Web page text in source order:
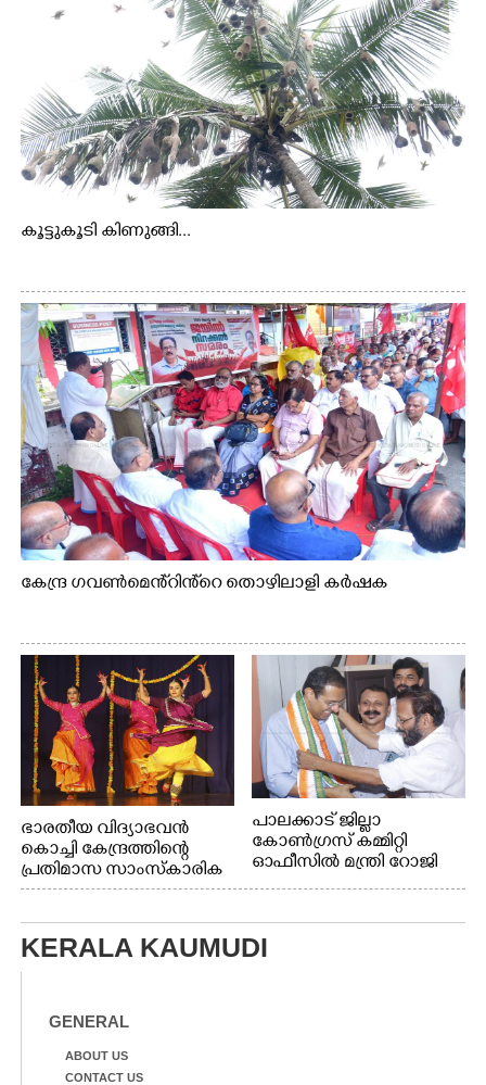
കൂട്ടുകൂടി കിണുങ്ങി...
കേന്ദ്ര ഗവൺമെൻ്റിൻ്റെ തൊഴിലാളി കർഷക
ഭാരതീയ വിദ്യാഭവൻ
കൊച്ചി കേന്ദ്രത്തിന്റെ
പ്രതിമാസ സാംസ്കാരിക
പരിപാടിയുടെ ഭാഗമായി
പട്ടേൽ സഭാഗൃഹത്തിൽ
എം. അക്ഷതയുടെ
അവതരിപ്പിച്ച ലയ നമൻ
പാലക്കാട് ജില്ലാ
കോൺഗ്രസ് കമ്മിറ്റി
ഓഫീസിൽ മന്ത്രി റോജി
എം ജോണിന്
KERALA KAUMUDI
GENERAL
ABOUT US
CONTACT US